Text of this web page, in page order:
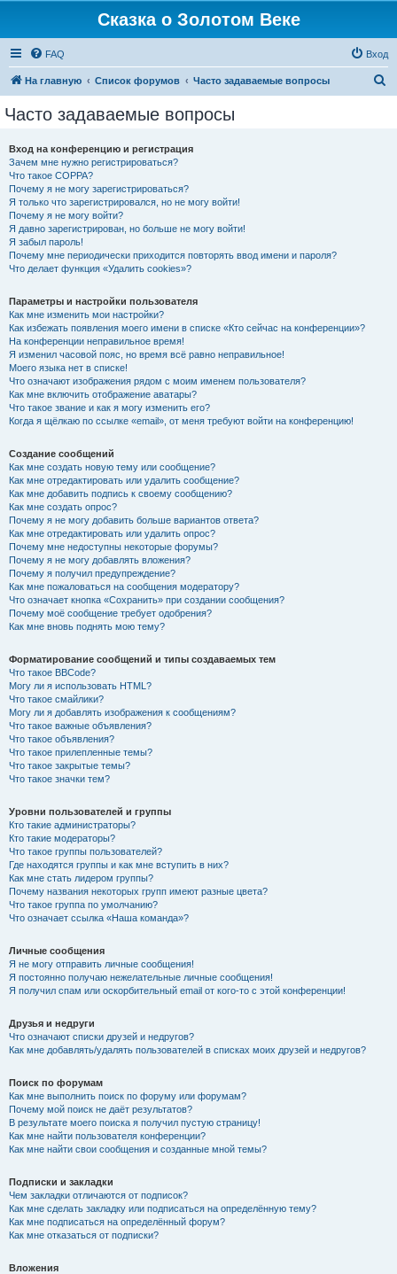
Сказка о Золотом Веке
FAQ Вход
На главную Список форумов Часто задаваемые вопросы
Часто задаваемые вопросы
Вход на конференцию и регистрация
Зачем мне нужно регистрироваться?
Что такое COPPA?
Почему я не могу зарегистрироваться?
Я только что зарегистрировался, но не могу войти!
Почему я не могу войти?
Я давно зарегистрирован, но больше не могу войти!
Я забыл пароль!
Почему мне периодически приходится повторять ввод имени и пароля?
Что делает функция «Удалить cookies»?
Параметры и настройки пользователя
Как мне изменить мои настройки?
Как избежать появления моего имени в списке «Кто сейчас на конференции»?
На конференции неправильное время!
Я изменил часовой пояс, но время всё равно неправильное!
Моего языка нет в списке!
Что означают изображения рядом с моим именем пользователя?
Как мне включить отображение аватары?
Что такое звание и как я могу изменить его?
Когда я щёлкаю по ссылке «email», от меня требуют войти на конференцию!
Создание сообщений
Как мне создать новую тему или сообщение?
Как мне отредактировать или удалить сообщение?
Как мне добавить подпись к своему сообщению?
Как мне создать опрос?
Почему я не могу добавить больше вариантов ответа?
Как мне отредактировать или удалить опрос?
Почему мне недоступны некоторые форумы?
Почему я не могу добавлять вложения?
Почему я получил предупреждение?
Как мне пожаловаться на сообщения модератору?
Что означает кнопка «Сохранить» при создании сообщения?
Почему моё сообщение требует одобрения?
Как мне вновь поднять мою тему?
Форматирование сообщений и типы создаваемых тем
Что такое BBCode?
Могу ли я использовать HTML?
Что такое смайлики?
Могу ли я добавлять изображения к сообщениям?
Что такое важные объявления?
Что такое объявления?
Что такое прилепленные темы?
Что такое закрытые темы?
Что такое значки тем?
Уровни пользователей и группы
Кто такие администраторы?
Кто такие модераторы?
Что такое группы пользователей?
Где находятся группы и как мне вступить в них?
Как мне стать лидером группы?
Почему названия некоторых групп имеют разные цвета?
Что такое группа по умолчанию?
Что означает ссылка «Наша команда»?
Личные сообщения
Я не могу отправить личные сообщения!
Я постоянно получаю нежелательные личные сообщения!
Я получил спам или оскорбительный email от кого-то с этой конференции!
Друзья и недруги
Что означают списки друзей и недругов?
Как мне добавлять/удалять пользователей в списках моих друзей и недругов?
Поиск по форумам
Как мне выполнить поиск по форуму или форумам?
Почему мой поиск не даёт результатов?
В результате моего поиска я получил пустую страницу!
Как мне найти пользователя конференции?
Как мне найти свои сообщения и созданные мной темы?
Подписки и закладки
Чем закладки отличаются от подписок?
Как мне сделать закладку или подписаться на определённую тему?
Как мне подписаться на определённый форум?
Как мне отказаться от подписки?
Вложения